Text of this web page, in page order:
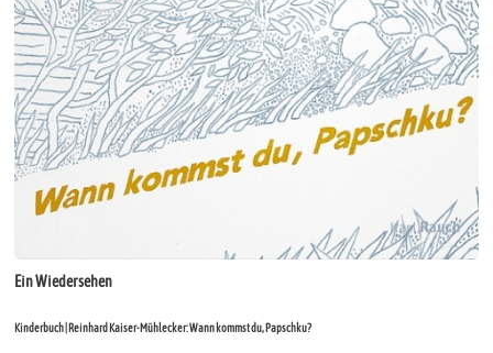
Ein Wiedersehen
Kinderbuch | Reinhard Kaiser-Mühlecker: Wann kommst du, Papschku?